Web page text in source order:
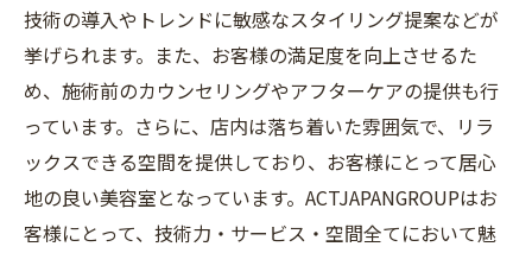
技術の導入やトレンドに敏感なスタイリング提案などが
挙げられます。また、お客様の満足度を向上させるた
め、施術前のカウンセリングやアフターケアの提供も行
っています。さらに、店内は落ち着いた雰囲気で、リラ
ックスできる空間を提供しており、お客様にとって居心
地の良い美容室となっています。ACTJAPANGROUPはお
客様にとって、技術力・サービス・空間全てにおいて魅